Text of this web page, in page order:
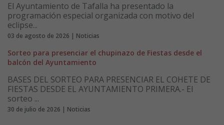
El Ayuntamiento de Tafalla ha presentado la
programación especial organizada con motivo del
eclipse...
03 de agosto de 2026 | Noticias
Sorteo para presenciar el chupinazo de Fiestas desde el
balcón del Ayuntamiento
BASES DEL SORTEO PARA PRESENCIAR EL COHETE DE
FIESTAS DESDE EL AYUNTAMIENTO PRIMERA.- El
sorteo ...
30 de julio de 2026 | Noticias